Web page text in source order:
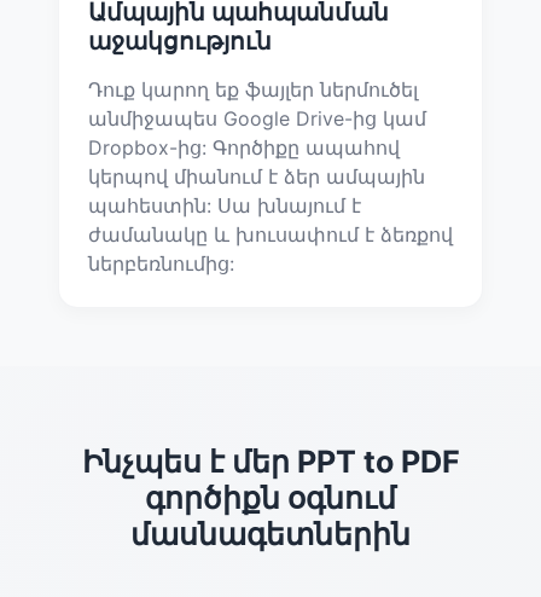
Ամպային պահպանման
աջակցություն
Դուք կարող եք ֆայլեր ներմուծել
անմիջապես Google Drive-ից կամ
Dropbox-ից: Գործիքը ապահով
կերպով միանում է ձեր ամպային
պահեստին: Սա խնայում է
ժամանակը և խուսափում է ձեռքով
ներբեռնումից:
Ինչպես է մեր PPT to PDF
գործիքն օգնում
մասնագետներին